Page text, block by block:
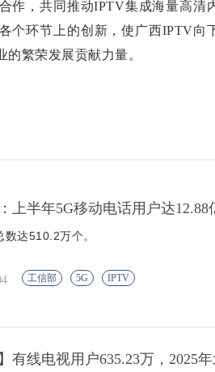
作，共同推动IPTV集成海量高清
个环节上的创新，使广西IPTV向
繁荣发展贡献力量。
上半年5G移动电话用户达12.88
数达510.2万个。
工信部 5G IPTV
】有线电视用户635.23万，2025